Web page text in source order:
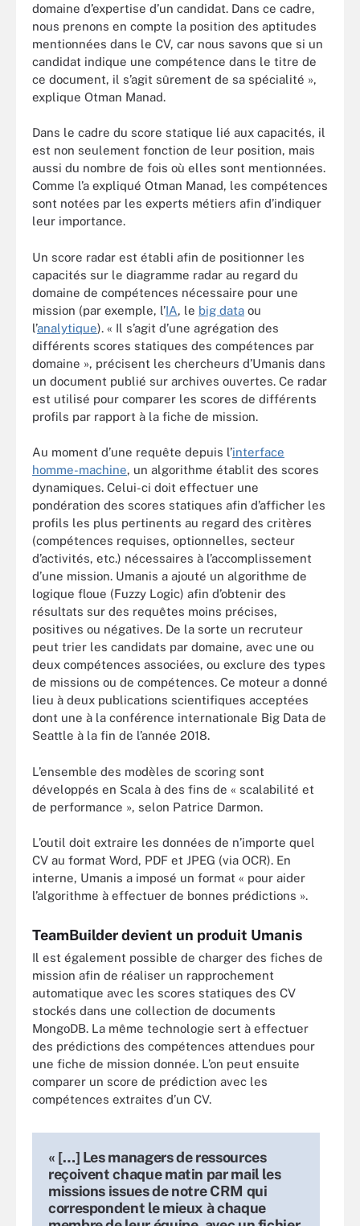
domaine d’expertise d’un candidat. Dans ce cadre,
nous prenons en compte la position des aptitudes
mentionnées dans le CV, car nous savons que si un
candidat indique une compétence dans le titre de
ce document, il s’agit sûrement de sa spécialité »,
explique Otman Manad.
Dans le cadre du score statique lié aux capacités, il
est non seulement fonction de leur position, mais
aussi du nombre de fois où elles sont mentionnées.
Comme l’a expliqué Otman Manad, les compétences
sont notées par les experts métiers afin d’indiquer
leur importance.
Un score radar est établi afin de positionner les
capacités sur le diagramme radar au regard du
domaine de compétences nécessaire pour une
mission (par exemple, l’IA, le big data ou
l’analytique). « Il s’agit d’une agrégation des
différents scores statiques des compétences par
domaine », précisent les chercheurs d’Umanis dans
un document publié sur archives ouvertes. Ce radar
est utilisé pour comparer les scores de différents
profils par rapport à la fiche de mission.
Au moment d’une requête depuis l’interface
homme-machine, un algorithme établit des scores
dynamiques. Celui-ci doit effectuer une
pondération des scores statiques afin d’afficher les
profils les plus pertinents au regard des critères
(compétences requises, optionnelles, secteur
d’activités, etc.) nécessaires à l’accomplissement
d’une mission. Umanis a ajouté un algorithme de
logique floue (Fuzzy Logic) afin d’obtenir des
résultats sur des requêtes moins précises,
positives ou négatives. De la sorte un recruteur
peut trier les candidats par domaine, avec une ou
deux compétences associées, ou exclure des types
de missions ou de compétences. Ce moteur a donné
lieu à deux publications scientifiques acceptées
dont une à la conférence internationale Big Data de
Seattle à la fin de l’année 2018.
L’ensemble des modèles de scoring sont
développés en Scala à des fins de « scalabilité et
de performance », selon Patrice Darmon.
L’outil doit extraire les données de n’importe quel
CV au format Word, PDF et JPEG (via OCR). En
interne, Umanis a imposé un format « pour aider
l’algorithme à effectuer de bonnes prédictions ».
TeamBuilder devient un produit Umanis
Il est également possible de charger des fiches de
mission afin de réaliser un rapprochement
automatique avec les scores statiques des CV
stockés dans une collection de documents
MongoDB. La même technologie sert à effectuer
des prédictions des compétences attendues pour
une fiche de mission donnée. L’on peut ensuite
comparer un score de prédiction avec les
compétences extraites d’un CV.
« […] Les managers de ressources
reçoivent chaque matin par mail les
missions issues de notre CRM qui
correspondent le mieux à chaque